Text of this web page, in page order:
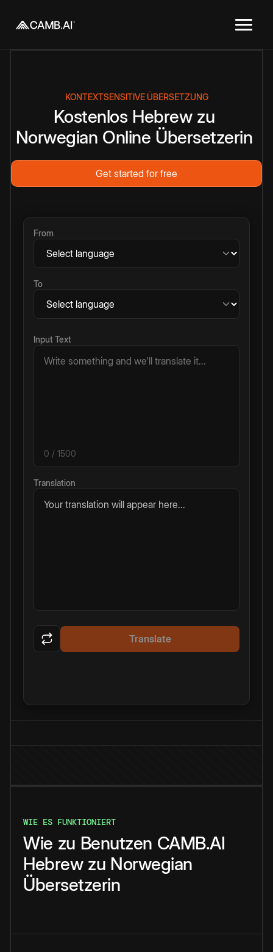
KONTEXTSENSITIVE ÜBERSETZUNG
Kostenlos Hebrew zu
Norwegian Online Übersetzerin
Get started for free
From
To
Input Text
0 / 1500
Translation
Your translation will appear here...
Translate
WIE ES FUNKTIONIERT
Wie zu Benutzen CAMB.AI
Hebrew zu Norwegian
Übersetzerin